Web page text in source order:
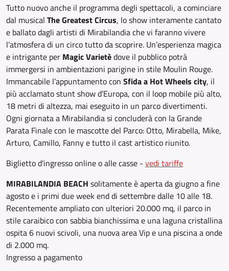
Tutto nuovo anche il programma degli spettacoli, a cominciare
dal musical The Greatest Circus, lo show interamente cantato
e ballato dagli artisti di Mirabilandia che vi faranno vivere
l’atmosfera di un circo tutto da scoprire. Un’esperienza magica
e intrigante per Magic Varietèdove il pubblico potrà
immergersi in ambientazioni parigine in stile Moulin Rouge.
Immancabile l’appuntamento con Sfida a Hot Wheels city, il
più acclamato stunt show d’Europa, con il loop mobile più alto,
18 metri di altezza, mai eseguito in un parco divertimenti.
Ogni giornata a Mirabilandia si concluderà con la Grande
Parata Finale con le mascotte del Parco: Otto, Mirabella, Mike,
Arturo, Camillo, Fanny e tutto il cast artistico riunito.
Biglietto d'ingresso online o alle casse - vedi tariffe
MIRABILANDIA BEACH solitamente è aperta da giugno a fine
agosto e i primi due week end di settembre dalle 10 alle 18.
Recentemente ampliato con ulteriori 20.000 mq, il parco in
stile caraibico con sabbia bianchissima e una laguna cristallina
ospita 6 nuovi scivoli, una nuova area Vip e una piscina a onde
di 2.000 mq.
Ingresso a pagamento